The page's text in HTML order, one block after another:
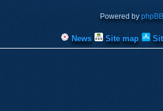
Powered by phpBB
News Site map